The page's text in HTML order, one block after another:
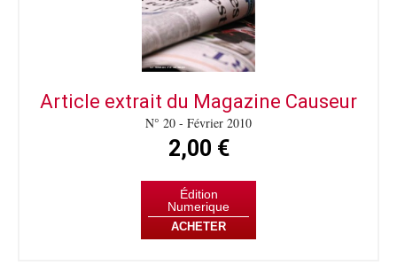
Article extrait du Magazine Causeur
N° 20 - Février 2010
2,00 €
Édition
Numerique
ACHETER